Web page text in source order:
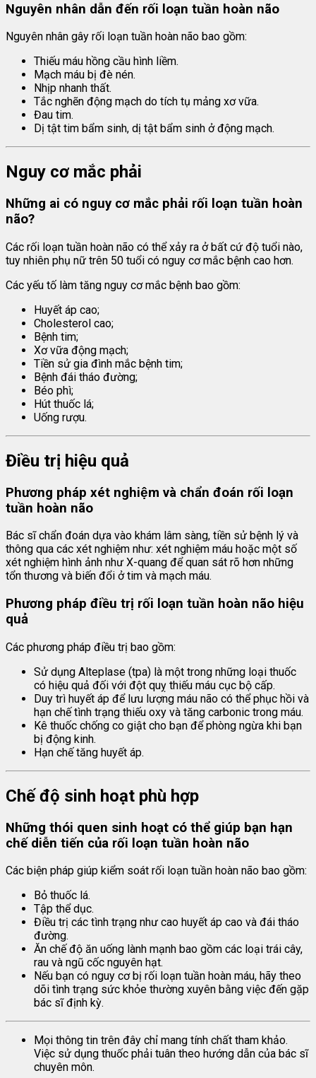
Nguyên nhân dẫn đến rối loạn tuần hoàn não
Nguyên nhân gây rối loạn tuần hoàn não bao gồm:
Thiếu máu hồng cầu hình liềm.
Mạch máu bị đè nén.
Nhịp nhanh thất.
Tắc nghẽn động mạch do tích tụ mảng xơ vữa.
Đau tim.
Dị tật tim bẩm sinh, dị tật bẩm sinh ở động mạch.
Nguy cơ mắc phải
Những ai có nguy cơ mắc phải rối loạn tuần hoàn
não?
Các rối loạn tuần hoàn não có thể xảy ra ở bất cứ độ tuổi nào,
tuy nhiên phụ nữ trên 50 tuổi có nguy cơ mắc bệnh cao hơn.
Các yếu tố làm tăng nguy cơ mắc bệnh bao gồm:
Huyết áp cao;
Cholesterol cao;
Bệnh tim;
Xơ vữa động mạch;
Tiền sử gia đình mắc bệnh tim;
Bệnh đái tháo đường;
Béo phì;
Hút thuốc lá;
Uống rượu.
Điều trị hiệu quả
Phương pháp xét nghiệm và chẩn đoán rối loạn
tuần hoàn não
Bác sĩ chẩn đoán dựa vào khám lâm sàng, tiền sử bệnh lý và
thông qua các xét nghiệm như: xét nghiệm máu hoặc một số
xét nghiệm hình ảnh như X-quang để quan sát rõ hơn những
tổn thương và biến đổi ở tim và mạch máu.
Phương pháp điều trị rối loạn tuần hoàn não hiệu
quả
Các phương pháp điều trị bao gồm:
Sử dụng Alteplase (tpa) là một trong những loại thuốc
có hiệu quả đối với đột quỵ thiếu máu cục bộ cấp.
Duy trì huyết áp để lưu lượng máu não có thể phục hồi và
hạn chế tình trạng thiếu oxy và tăng carbonic trong máu.
Kê thuốc chống co giật cho bạn để phòng ngừa khi bạn
bị động kinh.
Hạn chế tăng huyết áp.
Chế độ sinh hoạt phù hợp
Những thói quen sinh hoạt có thể giúp bạn hạn
chế diễn tiến của rối loạn tuần hoàn não
Các biện pháp giúp kiểm soát rối loạn tuần hoàn não bao gồm:
Bỏ thuốc lá.
Tập thể dục.
Điều trị các tình trạng như cao huyết áp cao và đái tháo
đường.
Ăn chế độ ăn uống lành mạnh bao gồm các loại trái cây,
rau và ngũ cốc nguyên hạt.
Nếu bạn có nguy cơ bị rối loạn tuần hoàn máu, hãy theo
dõi tình trạng sức khỏe thường xuyên bằng việc đến gặp
bác sĩ định kỳ.
Mọi thông tin trên đây chỉ mang tính chất tham khảo.
Việc sử dụng thuốc phải tuân theo hướng dẫn của bác sĩ
chuyên môn.